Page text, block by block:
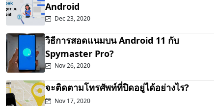
Android
Dec 23, 2020
วิธีการสอดแนมบน Android 11 กับ
Spymaster Pro?
Nov 26, 2020
จะติดตามโทรศัพท์ที่ปิดอยู่ได้อย่างไร?
Nov 17, 2020